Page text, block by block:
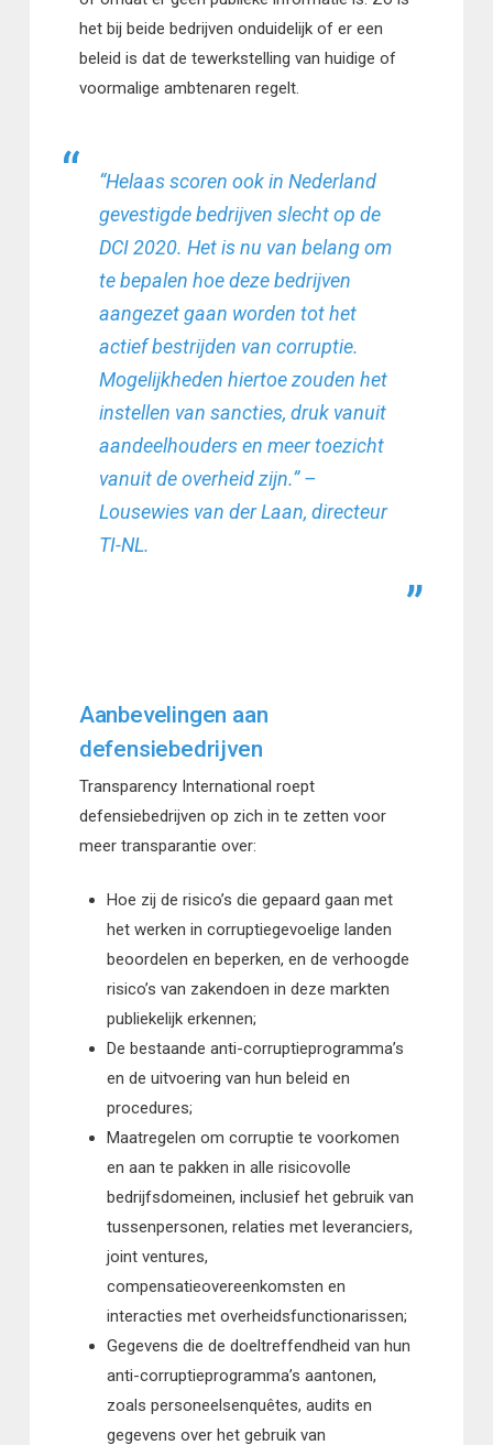
het bij beide bedrijven onduidelijk of er een
beleid is dat de tewerkstelling van huidige of
voormalige ambtenaren regelt.
“Helaas scoren ook in Nederland
gevestigde bedrijven slecht op de
DCI 2020. Het is nu van belang om
te bepalen hoe deze bedrijven
aangezet gaan worden tot het
actief bestrijden van corruptie.
Mogelijkheden hiertoe zouden het
instellen van sancties, druk vanuit
aandeelhouders en meer toezicht
vanuit de overheid zijn.” –
Lousewies van der Laan, directeur
TI-NL.
Aanbevelingen aan
defensiebedrijven
Transparency International roept
defensiebedrijven op zich in te zetten voor
meer transparantie over:
Hoe zij de risico’s die gepaard gaan met
het werken in corruptiegevoelige landen
beoordelen en beperken, en de verhoogde
risico’s van zakendoen in deze markten
publiekelijk erkennen;
De bestaande anti-corruptieprogramma’s
en de uitvoering van hun beleid en
procedures;
Maatregelen om corruptie te voorkomen
en aan te pakken in alle risicovolle
bedrijfsdomeinen, inclusief het gebruik van
tussenpersonen, relaties met leveranciers,
joint ventures,
compensatieovereenkomsten en
interacties met overheidsfunctionarissen;
Gegevens die de doeltreffendheid van hun
anti-corruptieprogramma’s aantonen,
zoals personeelsenquêtes, audits en
gegevens over het gebruik van